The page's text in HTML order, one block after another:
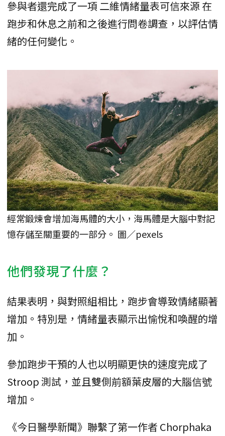
參與者還完成了一項 二維情緒量表可信來源 在
跑步和休息之前和之後進行問卷調查，以評估情
緒的任何變化。
經常鍛煉會增加海馬體的大小，海馬體是大腦中對記
憶存儲至關重要的一部分。 圖／pexels
他們發現了什麼？
結果表明，與對照組相比，跑步會導致情緒顯著
增加。特別是，情緒量表顯示出愉悅和喚醒的增
加。
參加跑步干預的人也以明顯更快的速度完成了
Stroop 測試，並且雙側前額葉皮層的大腦信號
增加。
《今日醫學新聞》聯繫了第一作者 Chorphaka